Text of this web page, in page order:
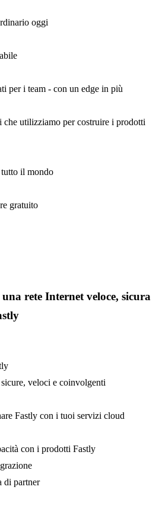
oggi
per i team - con un edge in più
che utilizziamo per costruire i prodotti
il mondo
gratuito
rete Internet veloce, sicura
veloci e coinvolgenti
Fastly con i tuoi servizi cloud
con i prodotti Fastly
di partner